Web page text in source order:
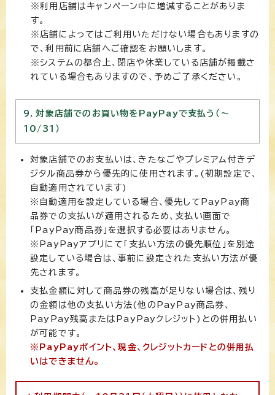
※利用店舗はキャンペーン中に増減することがありま
す。
※店舗によってはご利用いただけない場合もありますの
で、利用前に店舗へご確認をお願いします。
※システムの都合上、閉店や休業している店舗が掲載さ
れている場合もありますので、予めご了承ください。
9．対象店舗でのお買い物をPayPayで支払う（～
10/31）
対象店舗でのお支払いは、きたなごやプレミアム付きデ
ジタル商品券から優先的に使用されます。(初期設定で、
自動適用されています)
※自動適用を設定している場合、優先してPayPay商
品券での支払いが適用されるため、支払い画面で
「PayPay商品券」を選択する必要はありません。
※PayPayアプリにて「支払い方法の優先順位」を別途
設定している場合は、事前に設定された支払い方法が優
先されます。
支払金額に対して商品券の残高が足りない場合は、残り
の金額は他の支払い方法(他のPayPay商品券、
PayPay残高またはPayPayクレジット)との併用払い
が可能です。
※PayPayポイント、現金、クレジットカードとの併用払
いはできません。